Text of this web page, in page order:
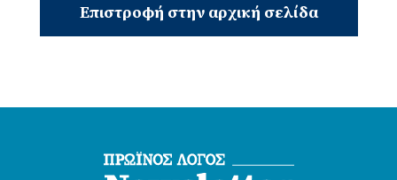
Επιστροφή στην αρχική σελίδα